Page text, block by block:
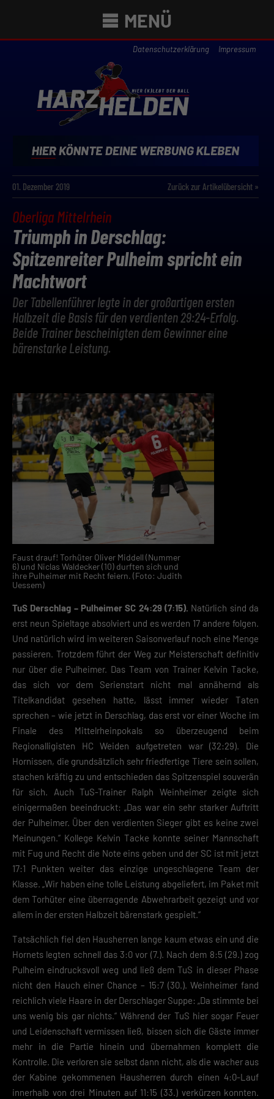
MENÜ
Datenschutzerklärung Impressum
01. Dezember 2019 Zurück zur Artikelübersicht »
Oberliga Mittelrhein
Triumph in Derschlag:
Spitzenreiter Pulheim spricht ein
Machtwort
Der Tabellenführer legte in der großartigen ersten
Halbzeit die Basis für den verdienten 29:24-Erfolg.
Beide Trainer bescheinigten dem Gewinner eine
bärenstarke Leistung.
Faust drauf! Torhüter Oliver Middell (Nummer
6) und Niclas Waldecker (10) durften sich und
ihre Pulheimer mit Recht feiern. (Foto: Judith
Uessem)
TuS Derschlag – Pulheimer SC 24:29 (7:15). Natürlich sind da
erst neun Spieltage absolviert und es werden 17 andere folgen.
Und natürlich wird im weiteren Saisonverlauf noch eine Menge
passieren. Trotzdem führt der Weg zur Meisterschaft definitiv
nur über die Pulheimer. Das Team von Trainer Kelvin Tacke,
das sich vor dem Serienstart nicht mal annähernd als
Titelkandidat gesehen hatte, lässt immer wieder Taten
sprechen – wie jetzt in Derschlag, das erst vor einer Woche im
Finale des Mittelrheinpokals so überzeugend beim
Regionalligisten HC Weiden aufgetreten war (32:29). Die
Hornissen, die grundsätzlich sehr friedfertige Tiere sein sollen,
stachen kräftig zu und entschieden das Spitzenspiel souverän
für sich. Auch TuS-Trainer Ralph Weinheimer zeigte sich
einigermaßen beeindruckt: „Das war ein sehr starker Auftritt
der Pulheimer. Über den verdienten Sieger gibt es keine zwei
Meinungen.“ Kollege Kelvin Tacke konnte seiner Mannschaft
mit Fug und Recht die Note eins geben und der SC ist mit jetzt
17:1 Punkten weiter das einzige ungeschlagene Team der
Klasse. „Wir haben eine tolle Leistung abgeliefert, im Paket mit
dem Torhüter eine überragende Abwehrarbeit gezeigt und vor
allem in der ersten Halbzeit bärenstark gespielt.“
Tatsächlich fiel den Hausherren lange kaum etwas ein und die
Hornets legten schnell das 3:0 vor (7.). Nach dem 8:5 (29.) zog
Pulheim eindrucksvoll weg und ließ dem TuS in dieser Phase
nicht den Hauch einer Chance – 15:7 (30.). Weinheimer fand
reichlich viele Haare in der Derschlager Suppe: „Da stimmte bei
uns wenig bis gar nichts.“ Während der TuS hier sogar Feuer
und Leidenschaft vermissen ließ, bissen sich die Gäste immer
mehr in die Partie hinein und übernahmen komplett die
Kontrolle. Die verloren sie selbst dann nicht, als die wacher aus
der Kabine gekommenen Hausherren durch einen 4:0-Lauf
innerhalb von drei Minuten auf 11:15 (33.) verkürzen konnten.